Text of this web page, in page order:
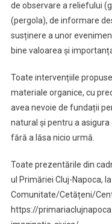
de observare a reliefului
(pergola), de informare
susținere a unor
bine valoarea și
Toate intervențiile
materiale organice, cu
avea nevoie de fundații
natural și pentru a
fără a lăsa nicio urmă.
Toate prezentările din
ul Primăriei Cluj-Napoca,
Comunitate/Cetățeni/
https://